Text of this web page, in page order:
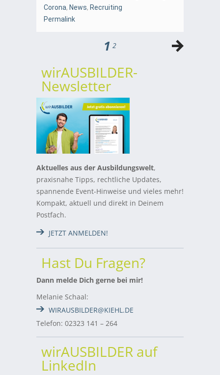
Corona, News, Recruiting
Permalink
1 2
wirAUSBILDER-
Newsletter
Aktuelles aus der Ausbildungswelt,
praxisnahe Tipps, rechtliche Updates,
spannende Event-Hinweise und vieles mehr!
Kompakt, aktuell und direkt in Deinem
Postfach.
JETZT ANMELDEN!
Hast Du Fragen?
Dann melde Dich gerne bei mir!
Melanie Schaal:
WIRAUSBILDER@KIEHL.DE
Telefon: 02323 141 – 264
wirAUSBILDER auf
LinkedIn